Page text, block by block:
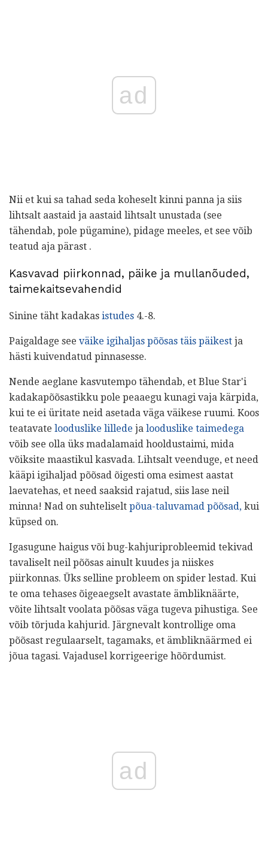
ad
Nii et kui sa tahad seda koheselt kinni panna ja siis
lihtsalt aastaid ja aastaid lihtsalt unustada (see
tähendab, pole pügamine), pidage meeles, et see võib
teatud aja pärast .
Kasvavad piirkonnad, päike ja mullanõuded,
taimekaitsevahendid
Sinine täht kadakas istudes 4.-8.
Paigaldage see väike igihaljas põõsas täis päikest ja
hästi kuivendatud pinnasesse.
Nende aeglane kasvutempo tähendab, et Blue Star'i
kadakapõõsastikku pole peaaegu kunagi vaja kärpida,
kui te ei üritate neid asetada väga väikese ruumi. Koos
teatavate looduslike lillede ja looduslike taimedega
võib see olla üks madalamaid hooldustaimi, mida
võiksite maastikul kasvada. Lihtsalt veenduge, et need
kääpi igihaljad põõsad õigesti oma esimest aastat
laevatehas, et need saaksid rajatud, siis lase neil
minna! Nad on suhteliselt põua-taluvamad põõsad, kui
küpsed on.
Igasugune haigus või bug-kahjuriprobleemid tekivad
tavaliselt neil põõsas ainult kuudes ja niiskes
piirkonnas. Üks selline probleem on spider lestad. Kui
te oma tehases õigeaegselt avastate ämbliknäärte,
võite lihtsalt voolata põõsas väga tugeva pihustiga. See
võib tõrjuda kahjurid. Järgnevalt kontrollige oma
põõsast regulaarselt, tagamaks, et ämbliknäärmed ei
jõua tagasi. Vajadusel korrigeerige hõõrdumist.
ad